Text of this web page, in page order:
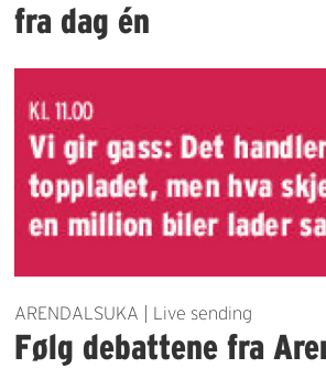
fra dag én
ARENDALSUKA | Live sending
Følg debattene fra